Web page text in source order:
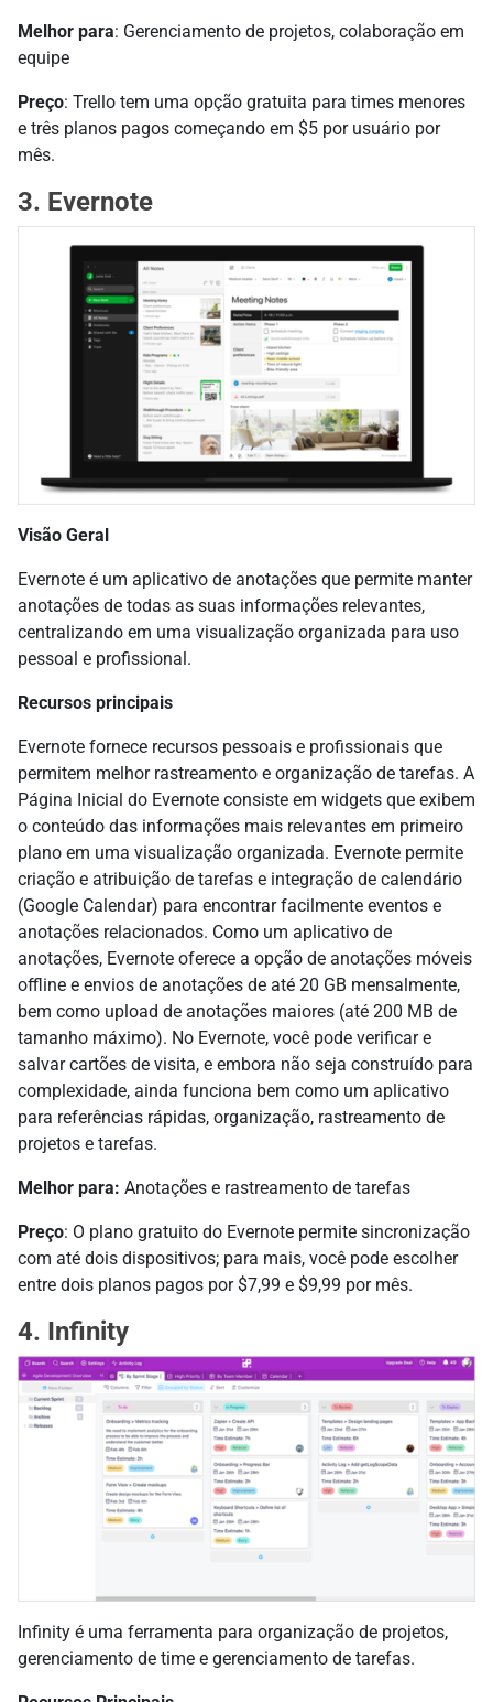
Melhor para: Gerenciamento de projetos, colaboração em
equipe
Preço: Trello tem uma opção gratuita para times menores
e três planos pagos começando em $5 por usuário por
mês.
3. Evernote
Visão Geral
Evernote é um aplicativo de anotações que permite manter
anotações de todas as suas informações relevantes,
centralizando em uma visualização organizada para uso
pessoal e profissional.
Recursos principais
Evernote fornece recursos pessoais e profissionais que
permitem melhor rastreamento e organização de tarefas. A
Página Inicial do Evernote consiste em widgets que exibem
o conteúdo das informações mais relevantes em primeiro
plano em uma visualização organizada. Evernote permite
criação e atribuição de tarefas e integração de calendário
(Google Calendar) para encontrar facilmente eventos e
anotações relacionados. Como um aplicativo de
anotações, Evernote oferece a opção de anotações móveis
offline e envios de anotações de até 20 GB mensalmente,
bem como upload de anotações maiores (até 200 MB de
tamanho máximo). No Evernote, você pode verificar e
salvar cartões de visita, e embora não seja construído para
complexidade, ainda funciona bem como um aplicativo
para referências rápidas, organização, rastreamento de
projetos e tarefas.
Melhor para: Anotações e rastreamento de tarefas
Preço: O plano gratuito do Evernote permite sincronização
com até dois dispositivos; para mais, você pode escolher
entre dois planos pagos por $7,99 e $9,99 por mês.
4. Infinity
Infinity é uma ferramenta para organização de projetos,
gerenciamento de time e gerenciamento de tarefas.